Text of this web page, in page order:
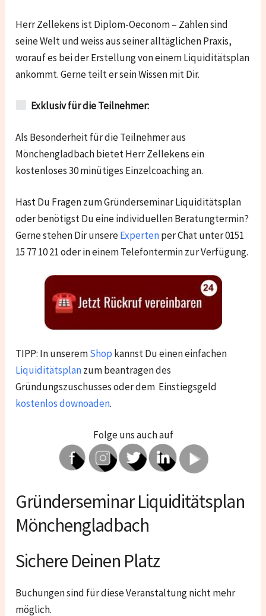
Herr Zellekens ist Diplom-Oeconom – Zahlen sind
seine Welt und weiss aus seiner alltäglichen Praxis,
worauf es bei der Erstellung von einem Liquiditätsplan
ankommt. Gerne teilt er sein Wissen mit Dir.
Exklusiv für die Teilnehmer:
Als Besonderheit für die Teilnehmer aus
Mönchengladbach bietet Herr Zellekens ein
kostenloses 30 minütiges Einzelcoaching an.
Hast Du Fragen zum Gründerseminar Liquiditätsplan
oder benötigst Du eine individuellen Beratungtermin?
Gerne stehen Dir unsereExpertenper Chat unter 0151
15 77 10 21 oder in einem Telefontermin zur Verfügung.
TIPP: In unseremShop kannst Du einen einfachen
Liquiditätsplanzum beantragen des
Gründungszuschusses oder dem Einstiegsgeld
kostenlos downoaden.
Folge uns auch auf
Gründerseminar Liquiditätsplan
Mönchengladbach
Sichere Deinen Platz
Buchungen sind für diese Veranstaltung nicht mehr
möglich.